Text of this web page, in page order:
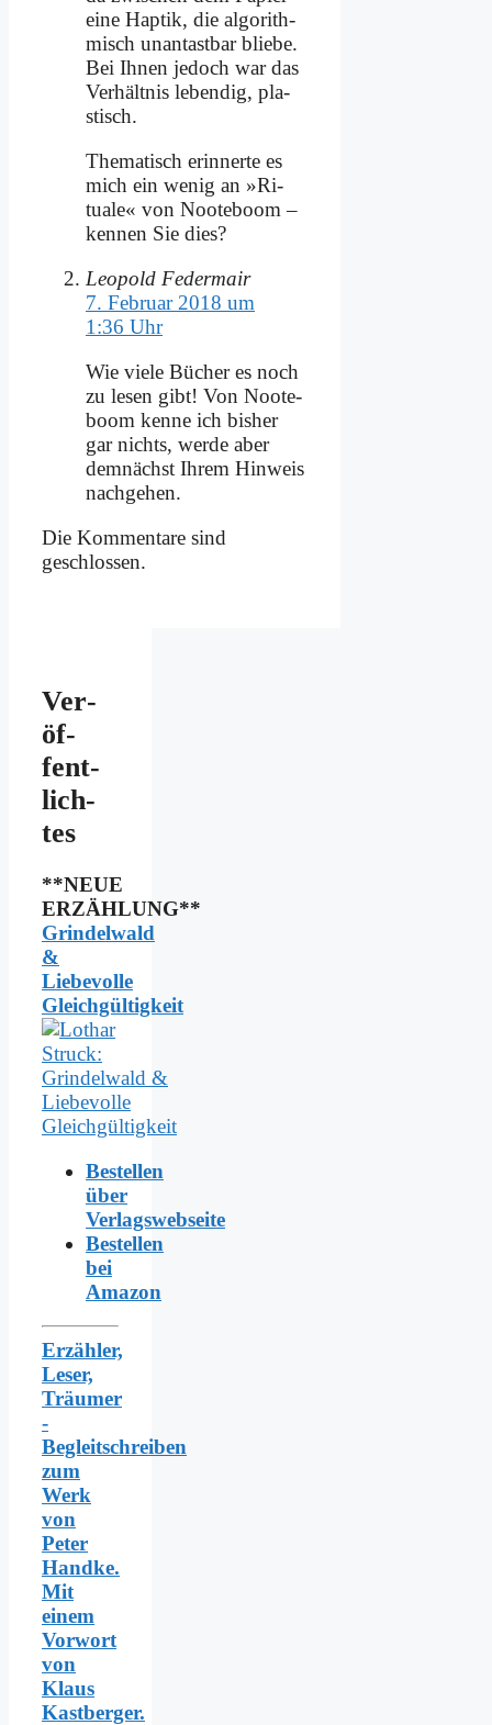
ei­ne Hap­tik, die al­go­rith­
misch un­an­tast­bar blie­be.
Bei Ih­nen je­doch war das
Ver­hält­nis le­ben­dig, pla­
stisch.
The­ma­tisch er­in­ner­te es
mich ein we­nig an »Ri­
tua­le« von Noote­boom –
ken­nen Sie dies?
Leopold Federmair
7. Februar 2018 um
1:36 Uhr
Wie vie­le Bü­cher es noch
zu le­sen gibt! Von Noote­
boom ken­ne ich bis­her
gar nichts, wer­de aber
dem­nächst Ih­rem Hin­weis
nach­ge­hen.
Die Kommentare sind
geschlossen.
Ver­
öf­
fent­
lich­
tes
**NEUE
ERZÄHLUNG**
Grindelwald
&
Liebevolle
Gleichgültigkeit
Bestellen
über
Verlagswebseite
Bestellen
bei
Amazon
Erzähler,
Leser,
Träumer
-
Begleitschreiben
zum
Werk
von
Peter
Handke.
Mit
einem
Vorwort
von
Klaus
Kastberger.